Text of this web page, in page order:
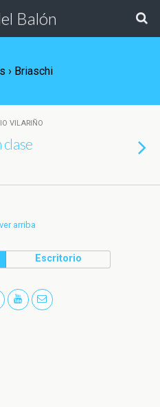
Balón
› Briaschi
VILARIÑO
clase
arriba
Escritorio